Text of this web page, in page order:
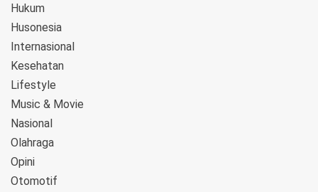
Hukum
Husonesia
Internasional
Kesehatan
Lifestyle
Music & Movie
Nasional
Olahraga
Opini
Otomotif